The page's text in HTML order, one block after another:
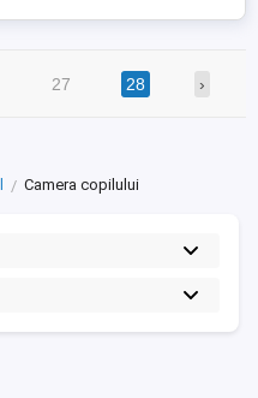
27 28 ›
Camera copilului